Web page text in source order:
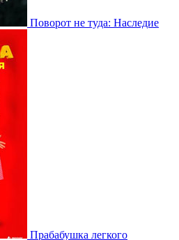
Поворот не туда: Наследие
Прабабушка легкого